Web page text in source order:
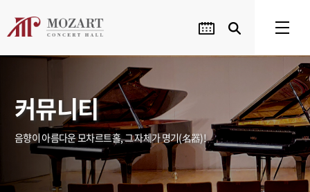
커뮤니티
음향이 아름다운 모차르트홀, 그 자체가 명기(名器)!